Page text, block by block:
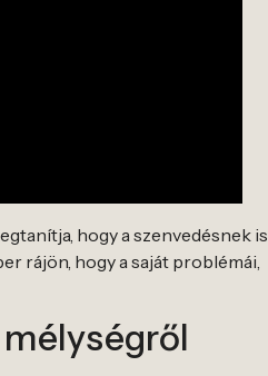
hogy a szenvedésnek is
rájön, hogy a saját problémái,
mélységről